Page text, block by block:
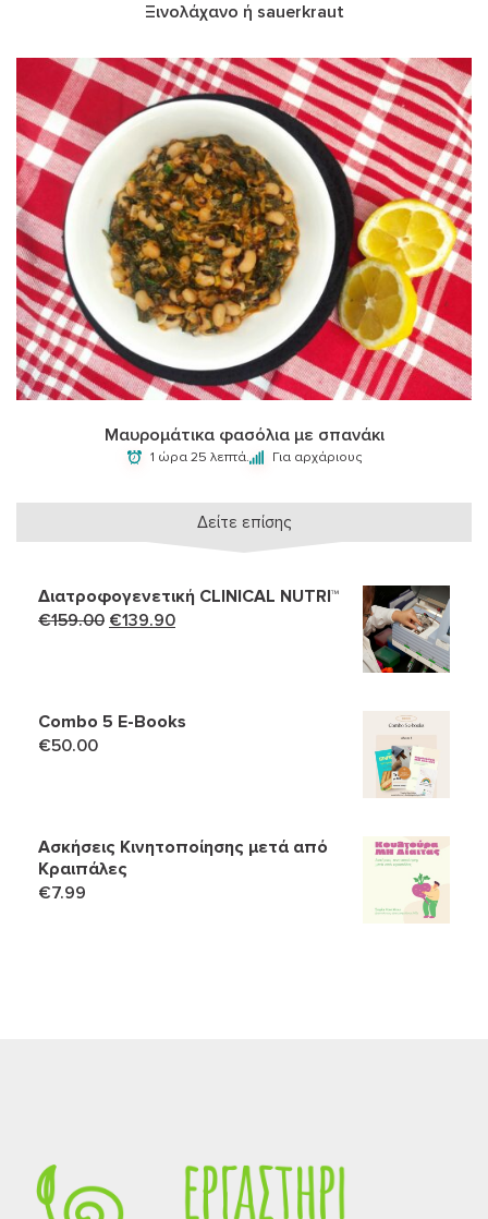
Ξινολάχανο ή sauerkraut
Μαυρομάτικα φασόλια με σπανάκι
1 ώρα 25 λεπτά. Για αρχάριους
Δείτε επίσης
Διατροφογενετική CLINICAL NUTRI™
€159.00 Original
€139.90Η
€139.90.
Combo 5 Ε-Books
€50.00
Ασκήσεις Κινητοποίησης μετά από
Κραιπάλες
€7.99